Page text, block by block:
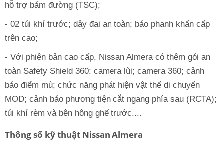
hỗ trợ bám đường (TSC);
- 02 túi khí trước; dây đai an toàn; báo phanh khẩn cấp
trên cao;
- Với phiên bản cao cấp, Nissan Almera có thêm gói an
toàn Safety Shield 360: camera lùi; camera 360; cảnh
báo điểm mù; chức năng phát hiện vật thể di chuyển
MOD; cảnh báo phương tiện cắt ngang phía sau (RCTA);
túi khí rèm và bên hông ghế trước....
Thông số kỹ thuật Nissan Almera